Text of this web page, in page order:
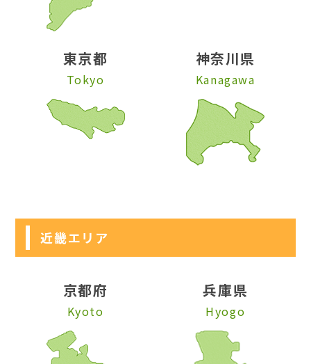
東京都
Tokyo
神奈川県
Kanagawa
近畿エリア
京都府
Kyoto
兵庫県
Hyogo